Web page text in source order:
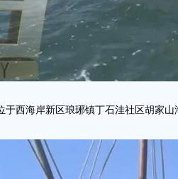
西海岸新区琅琊镇丁石洼社区胡家山